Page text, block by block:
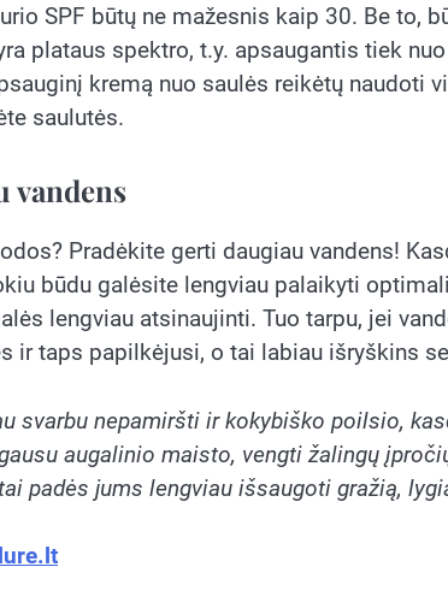
SPF būtų ne mažesnis kaip 30. Be to,
plataus spektro, t.y. apsaugantis tiek
kremą nuo saulės reikėtų naudoti
saulutės.
vandens
Pradėkite gerti daugiau vandens!
būdu galėsite lengviau palaikyti
lengviau atsinaujinti. Tuo tarpu, jei
ir taps papilkėjusi, o tai labiau išryškins
svarbu nepamiršti ir kokybiško poilsio,
augalinio maisto, vengti žalingų
padės jums lengviau išsaugoti gražią,